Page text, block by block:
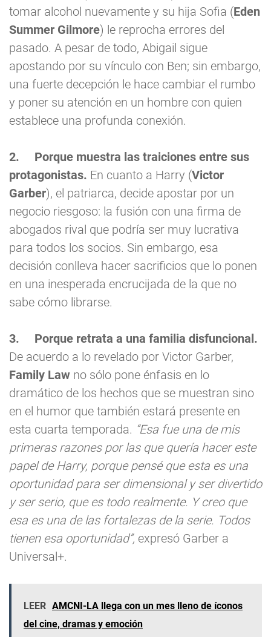
tomar alcohol nuevamente y su hija Sofia (Eden
Summer Gilmore) le reprocha errores del
pasado. A pesar de todo, Abigail sigue
apostando por su vínculo con Ben; sin embargo,
una fuerte decepción le hace cambiar el rumbo
y poner su atención en un hombre con quien
establece una profunda conexión.
2.
Porque muestra las traiciones entre sus
protagonistas. En cuanto a Harry (Victor
Garber), el patriarca, decide apostar por un
negocio riesgoso: la fusión con una firma de
abogados rival que podría ser muy lucrativa
para todos los socios. Sin embargo, esa
decisión conlleva hacer sacrificios que lo ponen
en una inesperada encrucijada de la que no
sabe cómo librarse.
3.
Porque retrata a una familia disfuncional.
De acuerdo a lo revelado por Victor Garber,
Family Law no sólo pone énfasis en lo
dramático de los hechos que se muestran sino
en el humor que también estará presente en
esta cuarta temporada. “Esa fue una de mis
primeras razones por las que quería hacer este
papel de Harry, porque pensé que esta es una
oportunidad para ser dimensional y ser divertido
y ser serio, que es todo realmente. Y creo que
esa es una de las fortalezas de la serie. Todos
tienen esa oportunidad”, expresó Garber a
Universal+.
LEER AMCNI-LA llega con un mes lleno de íconos
del cine, dramas y emoción